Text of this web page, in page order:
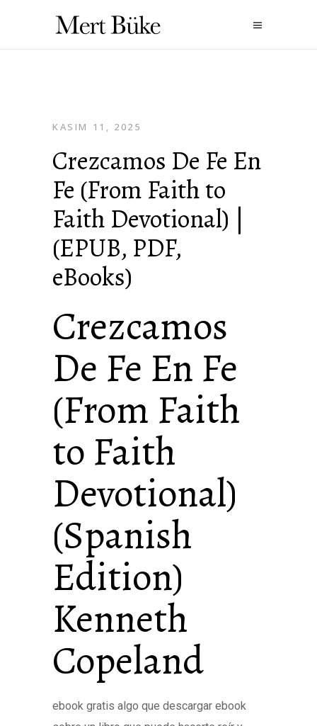
KASIM 11, 2025
Crezcamos De Fe En
Fe (From Faith to
Faith Devotional) |
(EPUB, PDF,
eBooks)
Crezcamos
De Fe En Fe
(From Faith
to Faith
Devotional)
(Spanish
Edition)
Kenneth
Copeland
ebook gratis algo que descargar ebook